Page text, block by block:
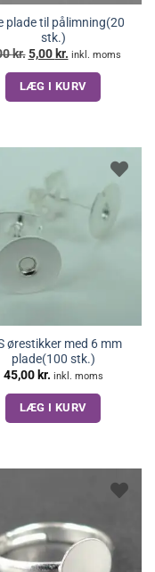
plade til pålimning(20
stk.)
kr. Den
oprindelige
pris
var:
7,00 kr..
5,00 kr.Den
aktuelle
pris
er:
5,00 kr..
inkl. moms
LÆG I KURV
ørestikker med 6 mm
plade(100 stk.)
45,00 kr. inkl. moms
LÆG I KURV